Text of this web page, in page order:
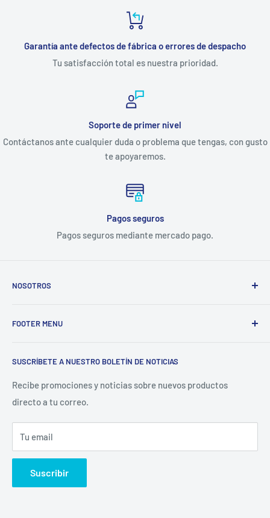
Garantía ante defectos de fábrica o errores de despacho
Tu satisfacción total es nuestra prioridad.
Soporte de primer nivel
Contáctanos ante cualquier duda o problema que tengas, con gusto
te apoyaremos.
Pagos seguros
Pagos seguros mediante mercado pago.
NOSOTROS
de ofrecer refacciones para aparatos electrodomésticos y
restaurantera e industrial.
FOOTER MENU
Catálogo
La Empresa
Contacto
Sucursales
Buscar
SUSCRÍBETE A NUESTRO BOLETÍN DE NOTICIAS
Recibe promociones y noticias sobre nuevos productos
directo a tu correo.
Tu email
Suscribir